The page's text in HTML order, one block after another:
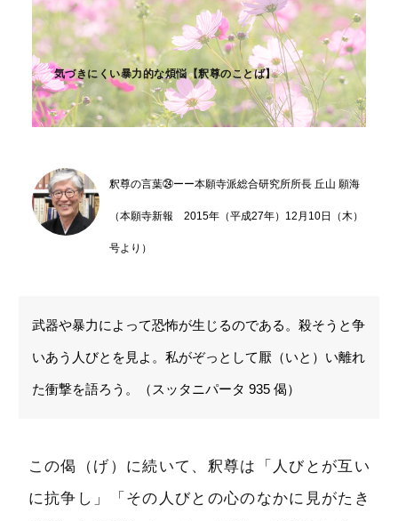
気づきにくい暴力的な煩悩【釈尊のことば】
釈尊の言葉㉔ーー本願寺派総合研究所所長 丘山 願海
（本願寺新報 2015年（平成27年）12月10日（木）
号より）
武器や暴力によって恐怖が生じるのである。殺そうと争
いあう人びとを見よ。私がぞっとして厭（いと）い離れ
た衝撃を語ろう。（スッタニパータ 935 偈）
この偈（げ）に続いて、釈尊は「人びとが互い
に抗争し」「その人びとの心のなかに見がたき